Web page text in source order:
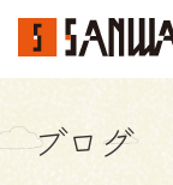
イベント・
ブログ